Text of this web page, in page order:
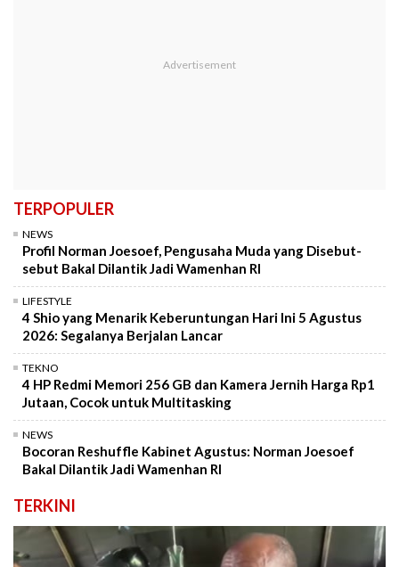
TERPOPULER
NEWS
Profil Norman Joesoef, Pengusaha Muda yang Disebut-
sebut Bakal Dilantik Jadi Wamenhan RI
LIFESTYLE
4 Shio yang Menarik Keberuntungan Hari Ini 5 Agustus
2026: Segalanya Berjalan Lancar
TEKNO
4 HP Redmi Memori 256 GB dan Kamera Jernih Harga Rp1
Jutaan, Cocok untuk Multitasking
NEWS
Bocoran Reshuffle Kabinet Agustus: Norman Joesoef
Bakal Dilantik Jadi Wamenhan RI
TERKINI